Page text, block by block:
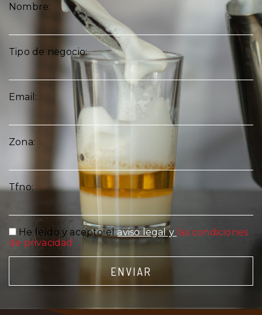
Nombre:
Tipo de negocio:
Email:
Zona:
Tfno:
He leído y acepto elaviso legal y las condiciones
de privacidad